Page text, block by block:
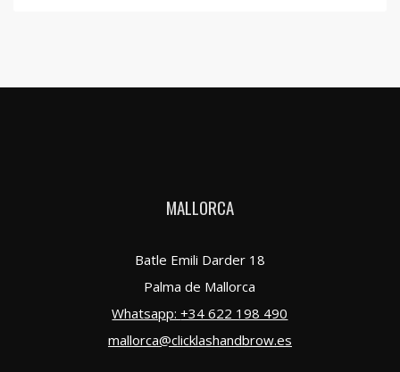
MALLORCA
Batle Emili Darder 18
Palma de Mallorca
Whatsapp:+34 622 198 490
mallorca@clicklashandbrow.es